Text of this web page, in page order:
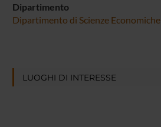
Dipartimento
Dipartimento di Scienze Economiche
LUOGHI DI INTERESSE